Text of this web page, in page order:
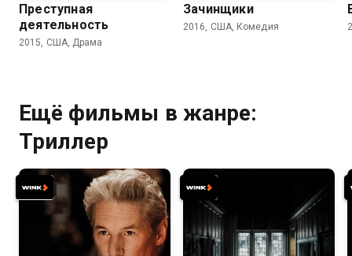
Преступная
деятельность
2015, США, Драма
Зачинщики
2016, США, Комедия
Ещё фильмы в жанре:
Триллер